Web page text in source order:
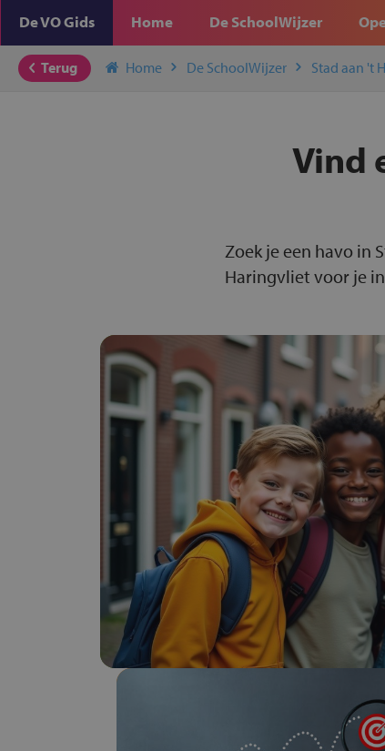
De VO Gids Home De SchoolWijzer
Terug Home De SchoolWijzer Stad aan 't
Vind
Zoek je een havo in
Haringvliet voor je